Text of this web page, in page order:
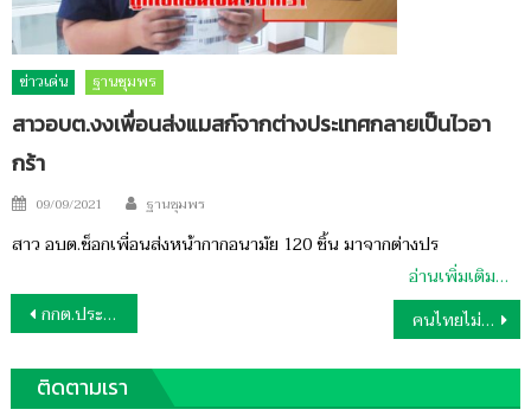
ข่าวเด่น ฐานชุมพร
สาวอบต.งงเพื่อนส่งแมสก์จากต่างประเทศกลายเป็นไวอา
กร้า
Posted
09/09/2021 Author
ฐานชุมพร
สาว อบต.ช็อกเพื่อนส่งหน้ากากอนามัย 120 ชิ้น มาจากต่างปร
อ่านเพิ่มเติม…
แนะแนว
เรื่อง
กกต.ประกาศรับรองส.อบจ.ชุมพร 25 เขต แขวน 5 เขต คนไทยไม่ทิ้งกันทหารช่วย”น้องเก่ง”เท้าพิการครอบครัวยากจน
ติดตามเรา